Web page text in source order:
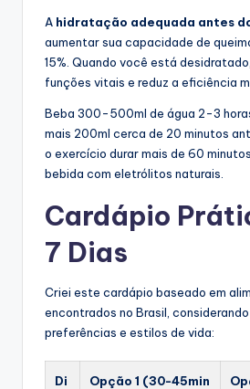
A hidratação adequada antes
aumentar sua capacidade de
15%. Quando você está
funções vitais e reduz a eficiência
Beba 300-500ml de água 2-3
mais 200ml cerca de 20 minutos
o exercício durar mais de 60
bebida com eletrólitos naturais.
Cardápio
7 Dias
Criei este cardápio baseado em
encontrados no Brasil,
preferências e estilos de vida:
Di
Opção 1 (30-45min